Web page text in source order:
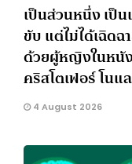
เป็นส่วนหนึ่ง เป็
ขับ แต่ไม่ได้เฉิดฉ
ด้วยผู้หญิงในหนั
คริสโตเฟอร์ โนแ
4 August 2026